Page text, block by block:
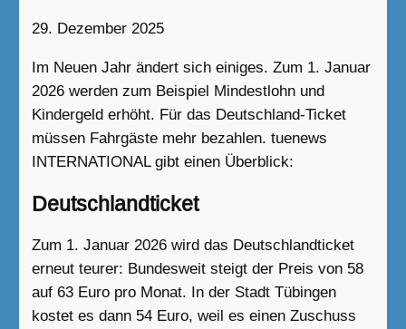
29. Dezember 2025
Im Neuen Jahr ändert sich einiges. Zum 1. Januar
2026 werden zum Beispiel Mindestlohn und
Kindergeld erhöht. Für das Deutschland-Ticket
müssen Fahrgäste mehr bezahlen. tuenews
INTERNATIONAL gibt einen Überblick:
Deutschlandticket
Zum 1. Januar 2026 wird das Deutschlandticket
erneut teurer: Bundesweit steigt der Preis von 58
auf 63 Euro pro Monat. In der Stadt Tübingen
kostet es dann 54 Euro, weil es einen Zuschuss